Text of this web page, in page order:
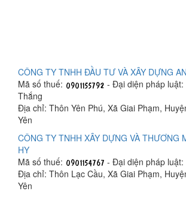
CÔNG TY TNHH ĐẦU TƯ VÀ XÂY DỰNG
Mã số thuế:
- Đại diện pháp luật:
Thắng
Địa chỉ: Thôn Yên Phú, Xã Giai Phạm,
Yên
CÔNG TY TNHH XÂY DỰNG VÀ THƯƠNG
HY
Mã số thuế:
- Đại diện pháp
Địa chỉ: Thôn Lạc Cầu, Xã Giai Phạm,
Yên